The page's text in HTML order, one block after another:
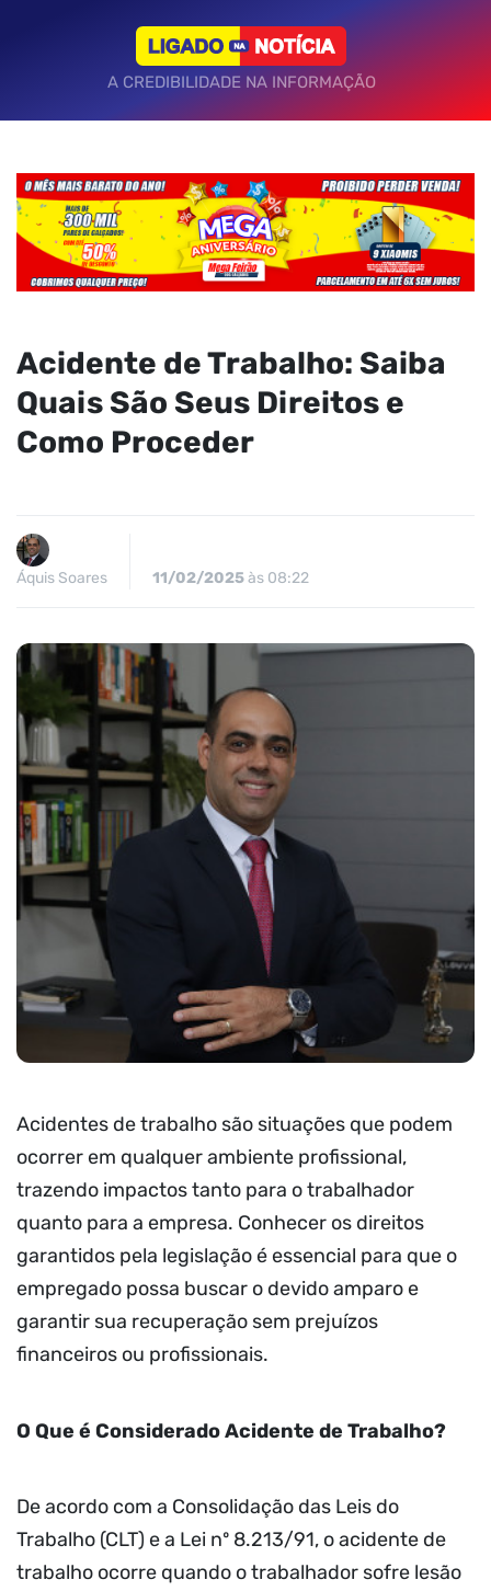
A CREDIBILIDADE NA INFORMAÇÃO
Acidente de Trabalho: Saiba
Quais São Seus Direitos e
Como Proceder
Áquis Soares 11/02/2025às 08:22
Acidentes de trabalho são situações que podem
ocorrer em qualquer ambiente profissional,
trazendo impactos tanto para o trabalhador
quanto para a empresa. Conhecer os direitos
garantidos pela legislação é essencial para que o
empregado possa buscar o devido amparo e
garantir sua recuperação sem prejuízos
financeiros ou profissionais.
O Que é Considerado Acidente de Trabalho?
De acordo com a Consolidação das Leis do
Trabalho (CLT) e a Lei nº 8.213/91, o acidente de
trabalho ocorre quando o trabalhador sofre lesão